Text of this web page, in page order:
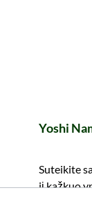
Yoshi
Suteikite
jį kažkuo